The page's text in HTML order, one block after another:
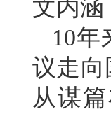
文内涵
10年
议走
从谋